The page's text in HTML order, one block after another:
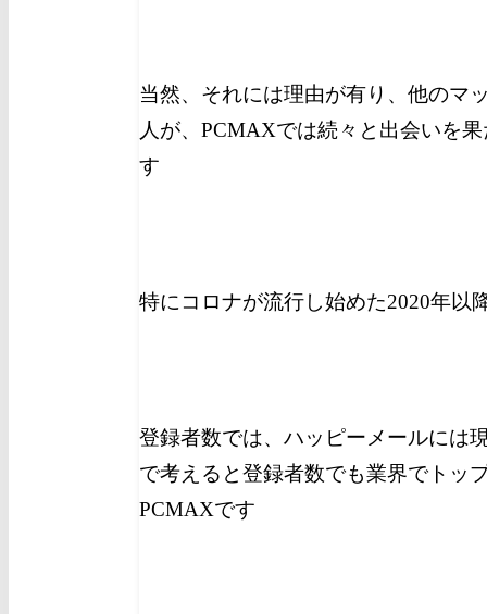
当然、それには理由が有り、他のマ
人が、PCMAXでは続々と出会いを
す
特にコロナが流行し始めた2020年以
登録者数では、ハッピーメールには
で考えると登録者数でも業界でトッ
PCMAXです